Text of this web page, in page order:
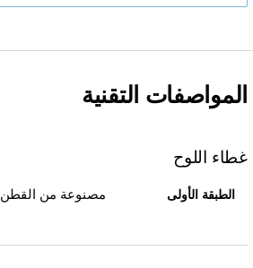
المواصفات التقنية
غطاء اللوح
الطبقة الأولى مصنوعة من القطن 100%